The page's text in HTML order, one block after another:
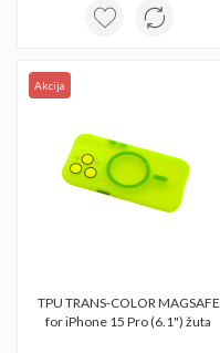
Akcija
TPU TRANS-COLOR MAGSAFE
for iPhone 15 Pro (6.1") žuta